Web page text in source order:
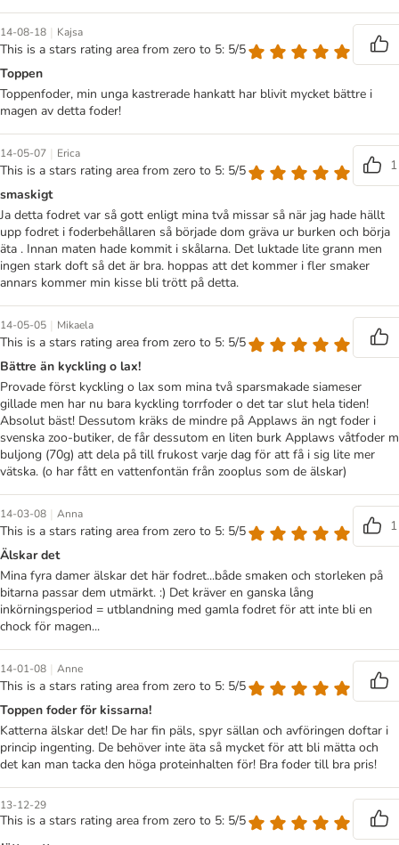
14-08-18 | Kajsa
This is a stars rating area from zero to 5: 5/5
Toppen
Toppenfoder, min unga kastrerade hankatt har blivit mycket bättre i
magen av detta foder!
14-05-07 | Erica
This is a stars rating area from zero to 5: 5/5
1
smaskigt
Ja detta fodret var så gott enligt mina två missar så när jag hade hällt
upp fodret i foderbehållaren så började dom gräva ur burken och börja
äta . Innan maten hade kommit i skålarna. Det luktade lite grann men
ingen stark doft så det är bra. hoppas att det kommer i fler smaker
annars kommer min kisse bli trött på detta.
14-05-05 | Mikaela
This is a stars rating area from zero to 5: 5/5
Bättre än kyckling o lax!
Provade först kyckling o lax som mina två sparsmakade siameser
gillade men har nu bara kyckling torrfoder o det tar slut hela tiden!
Absolut bäst! Dessutom kräks de mindre på Applaws än ngt foder i
svenska zoo-butiker, de får dessutom en liten burk Applaws våtfoder m
buljong (70g) att dela på till frukost varje dag för att få i sig lite mer
vätska. (o har fått en vattenfontän från zooplus som de älskar)
14-03-08 | Anna
This is a stars rating area from zero to 5: 5/5
1
Älskar det
Mina fyra damer älskar det här fodret...både smaken och storleken på
bitarna passar dem utmärkt. :) Det kräver en ganska lång
inkörningsperiod = utblandning med gamla fodret för att inte bli en
chock för magen...
14-01-08 | Anne
This is a stars rating area from zero to 5: 5/5
Toppen foder för kissarna!
Katterna älskar det! De har fin päls, spyr sällan och avföringen doftar i
princip ingenting. De behöver inte äta så mycket för att bli mätta och
det kan man tacka den höga proteinhalten för! Bra foder till bra pris!
13-12-29
This is a stars rating area from zero to 5: 5/5